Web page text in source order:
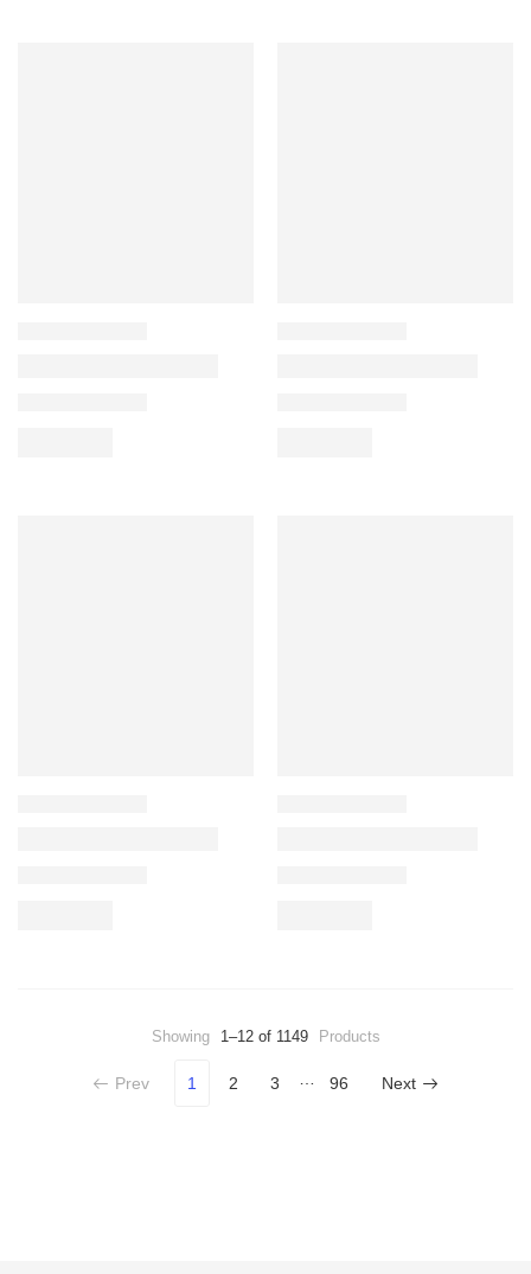
Showing 1–12 of 1149 Products
Prev 1 2 3 96 Next